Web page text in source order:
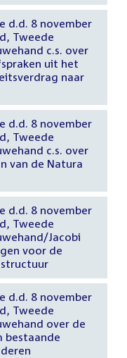
d.d. 8 november
Tweede
c.s. over
uit het
naar
d.d. 8 november
Tweede
c.s. over
van de Natura
d.d. 8 november
Tweede
Jacobi
voor de
d.d. 8 november
Tweede
over de
bestaande